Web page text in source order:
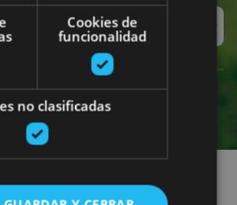
Find plans
Cookies de
funcionalidad
no clasificadas